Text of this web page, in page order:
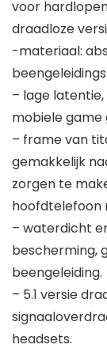
voor
draadloze
-materiaal:
– lage
mobiele game
– frame van
gemakkelijk
zorgen te
hoofdtelefoon
– waterdicht
bescherming,
beengeleiding.
– 5.1 versie
headsets.